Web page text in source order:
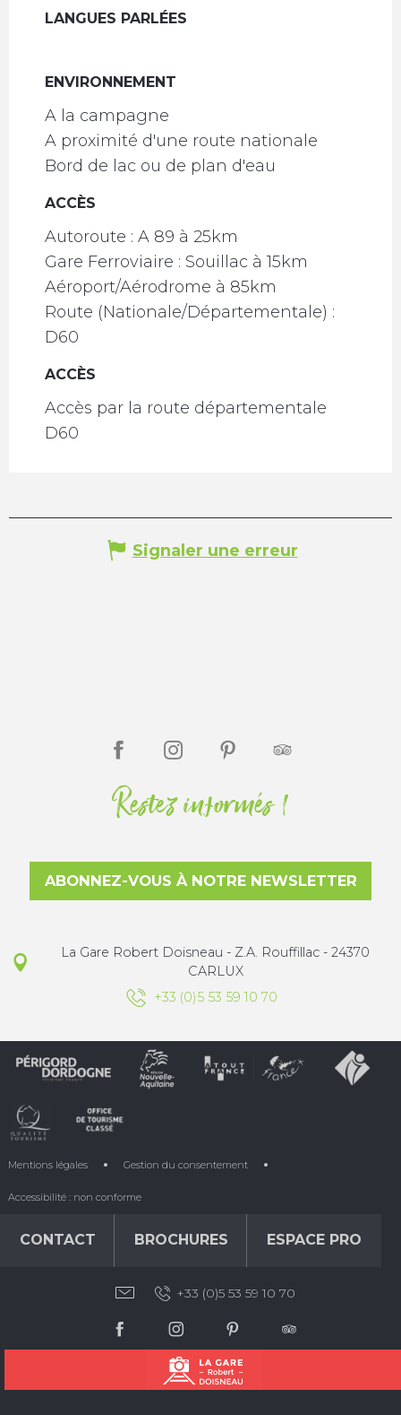
LANGUES PARLÉES
LANGUES PARLÉES
ENVIRONNEMENT
ENVIRONNEMENT
A la campagne
A proximité d'une route nationale
Bord de lac ou de plan d'eau
ACCÈS
ACCÈS
Autoroute : A 89 à 25km
Gare Ferroviaire : Souillac à 15km
Aéroport/Aérodrome à 85km
Route (Nationale/Départementale) :
D60
ACCÈS
ACCÈS
Accès par la route départementale
D60
Signaler une erreur
Restez informés !
ABONNEZ-VOUS À NOTRE NEWSLETTER
La Gare Robert Doisneau - Z.A. Rouffillac - 24370
CARLUX
+33 (0)5 53 59 10 70
Mentions légales Gestion du consentement
Accessibilité : non conforme
CONTACT BROCHURES ESPACE PRO
+33 (0)5 53 59 10 70